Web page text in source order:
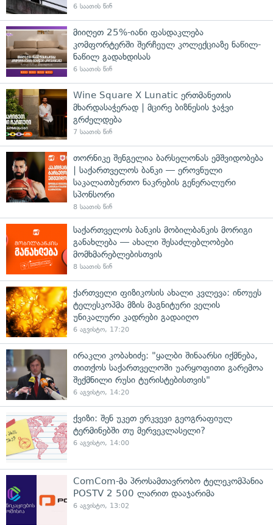
6 საათის წინ
მიიღეთ 25%-იანი ფასდაკლება
კომფორტერში შერჩეულ კოლექციაზე ნაწილ-
ნაწილ გადახდისას
6 საათის წინ
Wine Square X Lunatic ერთმანეთის
მხარდასაჭერად | მცირე ბიზნესის ჯაჭვი
გრძელდება
7 საათის წინ
თორნიკე შენგელია ბარსელონას ემშვიდობება
| საქართველოს ბანკი — ეროვნული
საკალათბურთო ნაკრების გენერალური
სპონსორი
8 საათის წინ
საქართველოს ბანკის მობილბანკის მორიგი
განახლება — ახალი შესაძლებლობები
მომხმარებლებისთვის
8 საათის წინ
ქართველი ფიზიკოსის ახალი კვლევა: ინოუეს
ტელესკოპმა მზის მაგნიტური ველის
უნიკალური კადრები გადაიღო
6 აგვისტო, 17:20
ირაკლი კობახიძე: "ყალბი შინაარსი იქმნება,
თითქოს საქართველოში უარყოფითი გარემოა
შექმნილი რუსი ტურისტებისთვის"
6 აგვისტო, 14:20
ქვიზი: შენ უკეთ ერკვევი გეოგრაფიულ
ტერმინებში თუ მერვეკლასელი?
6 აგვისტო, 14:00
ComCom-მა პროსამთავრობო ტელეკომპანია
POSTV 2 500 ლარით დააჯარიმა
6 აგვისტო, 13:02